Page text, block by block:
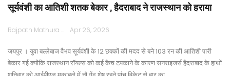
सूर्यवंशी का आतिशी शतक बेकार , हैदराबाद ने राजस्थान को हराया
Rajpath Mathura Apr 26, 2026
जयपुर । युवा बल्लेबाज वैभव सूर्यवंशी के 12 छक्कों की मदद से बने 103 रन की आतिशी पारी
बेकार गई क्योंकि राजस्थान रॉयल्स को कई कैच टपकाने के कारण सनराइजर्स हैदराबाद के हाथों